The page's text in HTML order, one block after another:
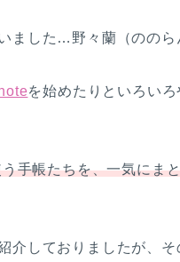
ました…野々蘭（ののら
を始めたりといろい
手帳たちを、一気にま
介しておりましたが、そ